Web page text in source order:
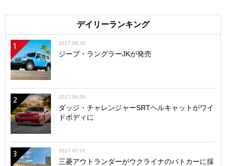
デイリーランキング
1 2017.06.30
ジープ・ラングラーJKが発売
2 2017.06.30
ダッジ・チャレンジャーSRTヘルキャットがワイ
ドボディに
3 2017.07.01
三菱アウトランダーがウクライナのパトカーに採